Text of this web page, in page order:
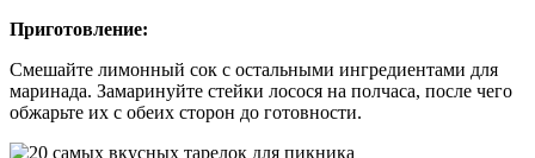
Приготовление:
Смешайте лимонный сок с остальными ингредиентами для
маринада. Замаринуйте стейки лосося на полчаса, после чего
обжарьте их с обеих сторон до готовности.